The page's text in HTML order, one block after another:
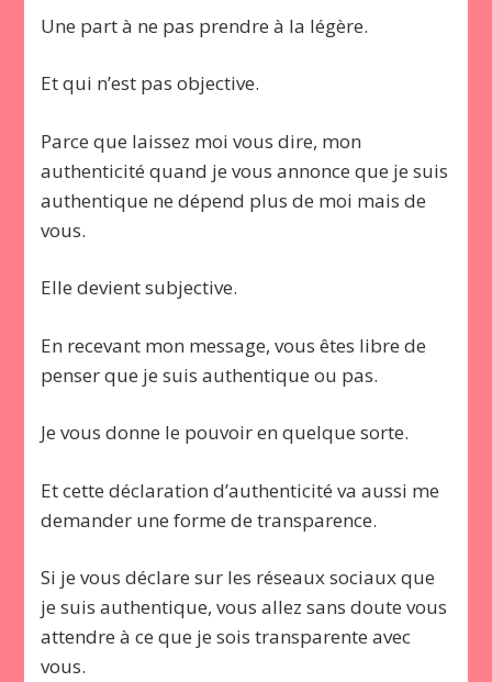
Une part à ne pas prendre à la légère.
Et qui n’est pas objective.
Parce que laissez moi vous dire, mon
authenticité quand je vous annonce que je suis
authentique ne dépend plus de moi mais de
vous.
Elle devient subjective.
En recevant mon message, vous êtes libre de
penser que je suis authentique ou pas.
Je vous donne le pouvoir en quelque sorte.
Et cette déclaration d’authenticité va aussi me
demander une forme de transparence.
Si je vous déclare sur les réseaux sociaux que
je suis authentique, vous allez sans doute vous
attendre à ce que je sois transparente avec
vous.